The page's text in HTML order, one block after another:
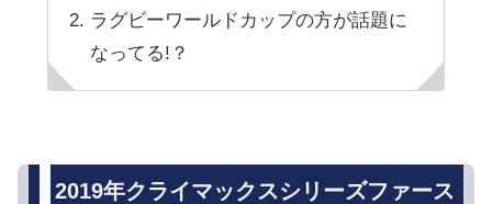
ラグビーワールドカップの方が話題に
なってる!？
2019年クライマックスシリーズファース